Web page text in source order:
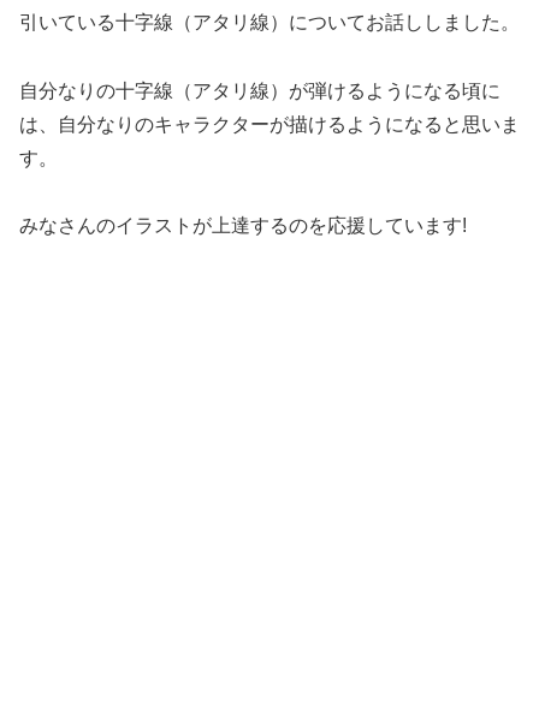
引いている十字線（アタリ線）についてお話ししました。
自分なりの十字線（アタリ線）が弾けるようになる頃に
は、自分なりのキャラクターが描けるようになると思いま
す。
みなさんのイラストが上達するのを応援しています!